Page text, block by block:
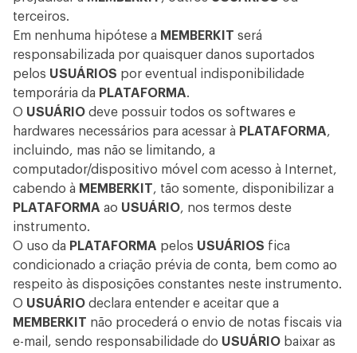
terceiros.
Em nenhuma hipótese a MEMBERKIT será
responsabilizada por quaisquer danos suportados
pelos USUÁRIOS por eventual indisponibilidade
temporária da PLATAFORMA.
O USUÁRIO deve possuir todos os softwares e
hardwares necessários para acessar à PLATAFORMA,
incluindo, mas não se limitando, a
computador/dispositivo móvel com acesso à Internet,
cabendo à MEMBERKIT, tão somente, disponibilizar a
PLATAFORMA ao USUÁRIO, nos termos deste
instrumento.
O uso da PLATAFORMA pelos USUÁRIOS fica
condicionado a criação prévia de conta, bem como ao
respeito às disposições constantes neste instrumento.
O USUÁRIO declara entender e aceitar que a
MEMBERKIT não procederá o envio de notas fiscais via
e-mail, sendo responsabilidade do USUÁRIO baixar as